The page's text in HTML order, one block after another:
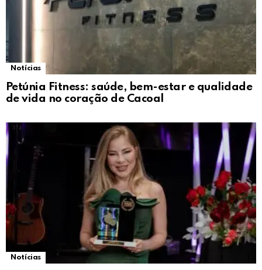
Notícias
Petúnia Fitness: saúde, bem-estar e qualidade
de vida no coração de Cacoal
Notícias